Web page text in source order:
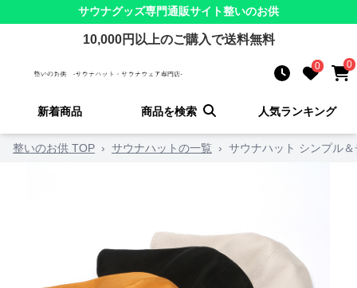
サウナグッズ専門通販サイト整いのお供
10,000円以上のご購入で送料無料
0 0
新着商品 商品を検索 人気ランキング
整いのお供 TOP › サウナハットの一覧 › サウナハット シンプル